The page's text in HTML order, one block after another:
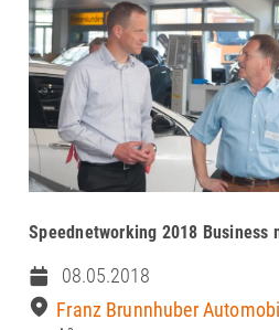
Speednetworking 2018 Business
08.05.2018
Franz Brunnhuber